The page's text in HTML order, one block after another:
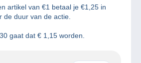
artikel van €1 betaal je €1,25 in
de duur van de actie.
gaat dat € 1,15 worden.